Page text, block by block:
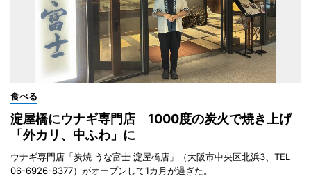
食べる
淀屋橋にウナギ専門店 1000度の炭火で焼き上げ
「外カリ、中ふわ」に
ウナギ専門店「炭焼 うな富士 淀屋橋店」（大阪市中央区北浜3、TEL
06-6926-8377）がオープンして1カ月が過ぎた。